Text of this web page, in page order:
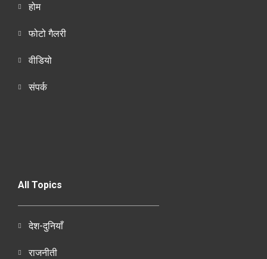
होम
फोटो गैलरी
वीडियो
संपर्क
All Topics
देश-दुनियाँ
राजनीती